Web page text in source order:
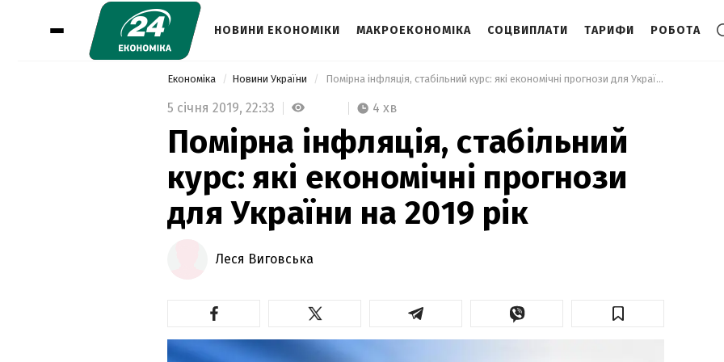
НОВИНИ ЕКОНОМІКИ МАКРОЕКОНОМІКА СОЦВИПЛАТИ ТАРИФИ РОБОТА
Економіка Новини України Помірна інфляція, стабільний курс: які економічні прогнози для України на 2019 рік
5 січня 2019, 22:33 4 хв
Помірна інфляція, стабільний
курс: які економічні прогнози
для України на 2019 рік
Леся Виговська